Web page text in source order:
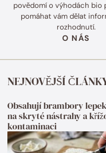
povědomí o výhodách bio
pomáhat vám dělat
rozhodnutí.
O NÁS
NEJNOVĚJŠÍ
Obsahují brambory
na skryté nástrahy a
kontaminaci